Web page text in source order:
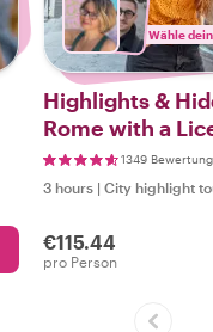
Wähle
Highlights &
Rome with a
1349
3 hours | City highlight
€115.44
pro Person